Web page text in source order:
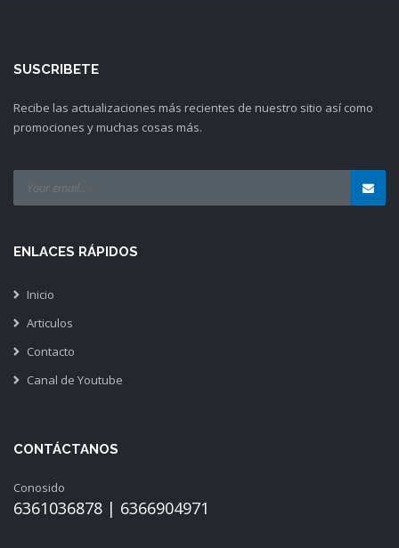
SUSCRIBETE
Recibe las actualizaciones más recientes de nuestro sitio así como
promociones y muchas cosas más.
ENLACES RÁPIDOS
Inicio
Articulos
Contacto
Canal de Youtube
CONTÁCTANOS
Conosido
6361036878 | 6366904971